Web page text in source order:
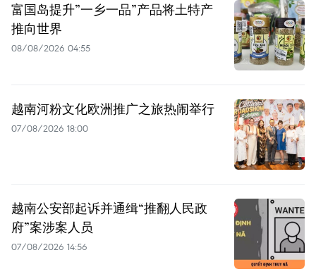
富国岛提升”一乡一品”产品将土特产
推向世界
08/08/2026 04:55
越南河粉文化欧洲推广之旅热闹举行
07/08/2026 18:00
越南公安部起诉并通缉“推翻人民政
府”案涉案人员
07/08/2026 14:56